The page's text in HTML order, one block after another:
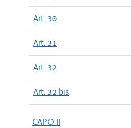
Art. 30
Art. 31
Art. 32
Art. 32 bis
CAPO II